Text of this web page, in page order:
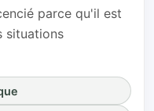
parce qu'il est
situations